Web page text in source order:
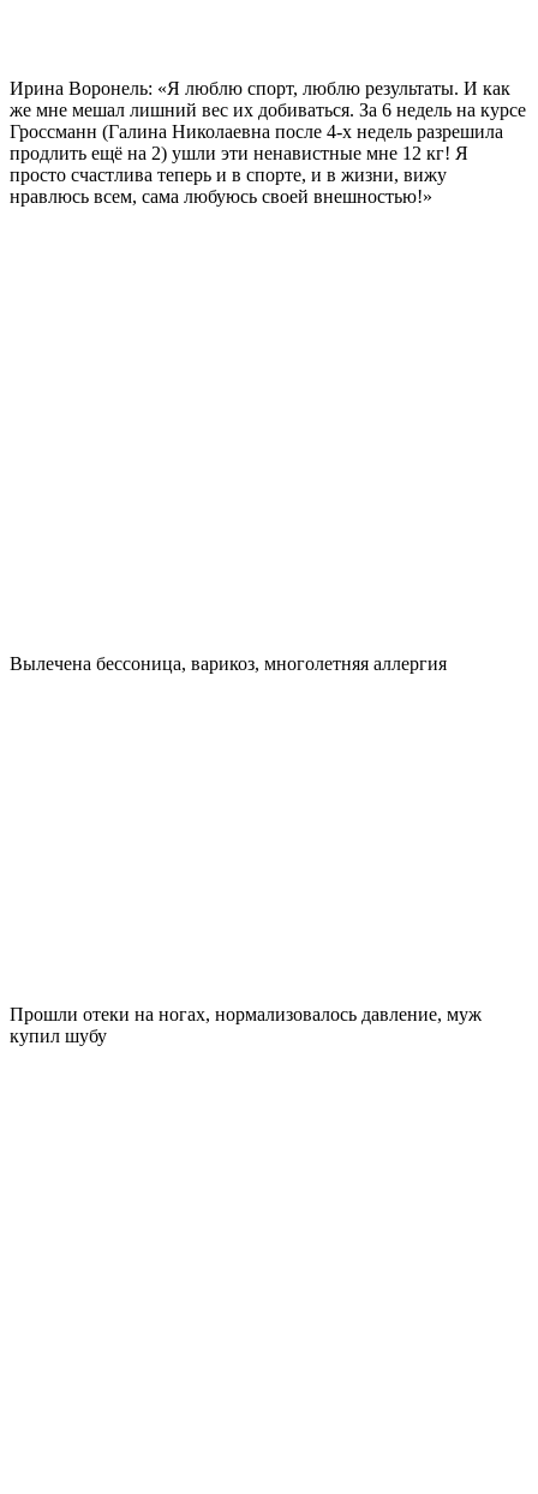
Ирина Воронель: «Я люблю спорт, люблю результаты. И как
же мне мешал лишний вес их добиваться. За 6 недель на курсе
Гроссманн (Галина Николаевна после 4-х недель разрешила
продлить ещё на 2) ушли эти ненавистные мне 12 кг! Я
просто счастлива теперь и в спорте, и в жизни, вижу
нравлюсь всем, сама любуюсь своей внешностью!»
Вылечена бессоница, варикоз, многолетняя аллергия
Прошли отеки на ногах, нормализовалось давление, муж
купил шубу